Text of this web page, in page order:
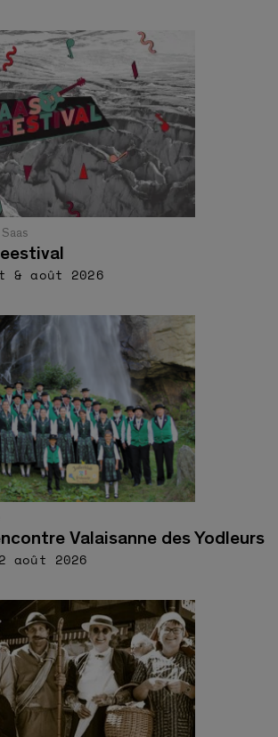
août 2026
Valaisanne des Yodleurs
août 2026